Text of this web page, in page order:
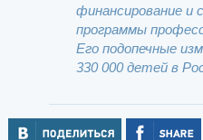
финансирование и
программы
Его подопечные
330 000 детей в